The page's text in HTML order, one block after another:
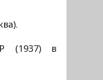
(1937) в